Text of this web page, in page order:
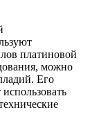
платиновой
можно
Его